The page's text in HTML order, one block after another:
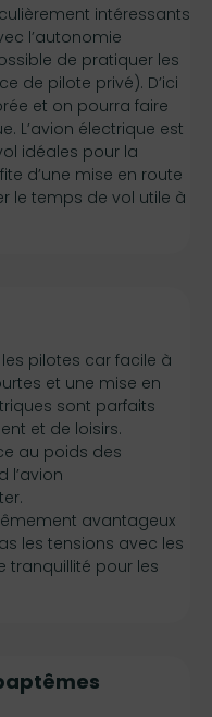
intéressants
l’autonomie
de pratiquer les
de pilote privé). D’ici
et on pourra faire
L’avion électrique est
idéales pour la
d’une mise en route
le temps de vol utile à
pilotes car facile à
et une mise en
sont parfaits
et de loisirs.
au poids des
l’avion
avantageux
les tensions avec les
tranquillité pour les